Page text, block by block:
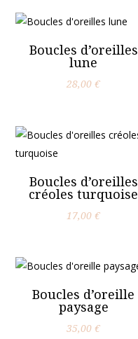
Boucles d’oreilles
lune
28,00€
Boucles d’oreilles
créoles turquoise
17,00€
Boucles d’oreille
paysage
35,00€